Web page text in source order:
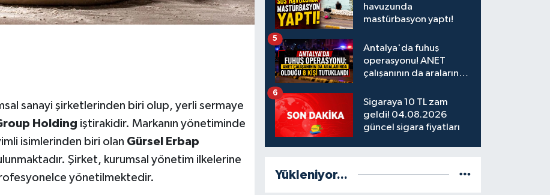
sanayi şirketlerinden biri olup, yerli sermaye
Holding iştirakidir. Markanın yönetiminde
isimlerinden biri olan Gürsel Erbap
Şirket, kurumsal yönetim ilkelerine
yönetilmektedir.
havuzunda
mastürbasyon yaptı!
Antalya'da fuhuş
operasyonu! ANET
çalışanının da aralarında
5
Sigaraya 10 TL zam
geldi! 04.08.2026
güncel sigara fiyatları
6
Yükleniyor...